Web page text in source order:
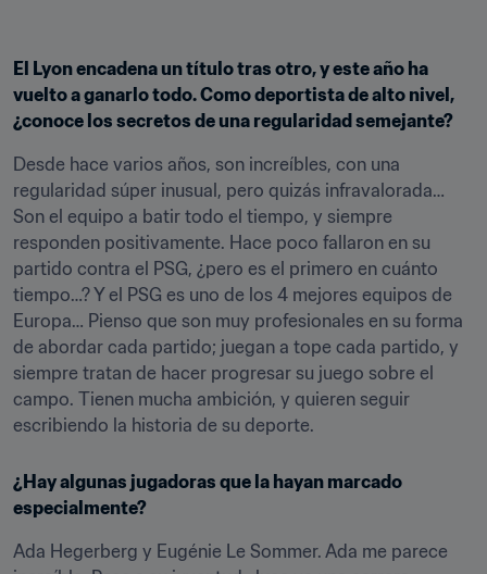
El Lyon encadena un título tras otro, y este año ha
vuelto a ganarlo todo. Como deportista de alto nivel,
¿conoce los secretos de una regularidad semejante?
Desde hace varios años, son increíbles, con una
regularidad súper inusual, pero quizás infravalorada…
Son el equipo a batir todo el tiempo, y siempre
responden positivamente. Hace poco fallaron en su
partido contra el PSG, ¿pero es el primero en cuánto
tiempo…? Y el PSG es uno de los 4 mejores equipos de
Europa… Pienso que son muy profesionales en su forma
de abordar cada partido; juegan a tope cada partido, y
siempre tratan de hacer progresar su juego sobre el
campo. Tienen mucha ambición, y quieren seguir
escribiendo la historia de su deporte.
¿Hay algunas jugadoras que la hayan marcado
especialmente?
Ada Hegerberg y Eugénie Le Sommer. Ada me parece